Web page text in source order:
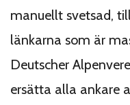
manuellt svetsad,
länkarna som är
Deutscher
ersätta alla ankare